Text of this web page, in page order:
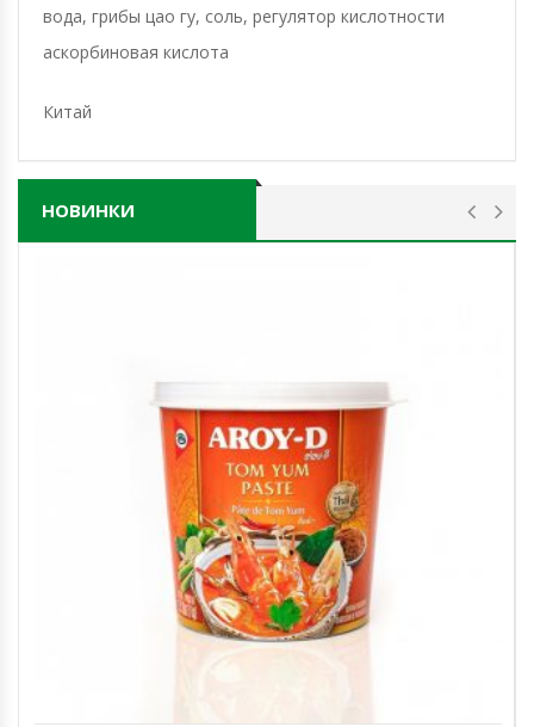
вода, грибы цао гу, соль, регулятор кислотности
аскорбиновая кислота
Китай
НОВИНКИ